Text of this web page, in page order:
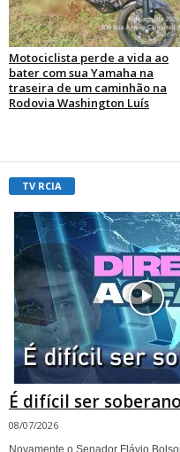
Motociclista perde a vida ao
bater com sua Yamaha na
traseira de um caminhão na
Rodovia Washington Luís
TV RCIA
É difícil ser
08/07/2026